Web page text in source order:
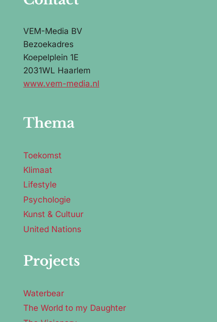
VEM-Media BV
Bezoekadres
Koepelplein 1E
2031WL Haarlem
www.vem-media.nl
Thema
Toekomst
Klimaat
Lifestyle
Psychologie
Kunst & Cultuur
United Nations
Projects
Waterbear
The World to my Daughter